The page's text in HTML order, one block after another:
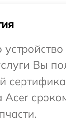
Вы
Acer